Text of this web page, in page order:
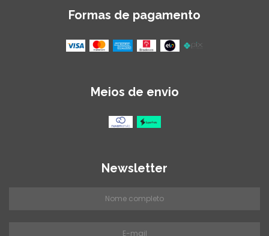
Formas de pagamento
Meios de envio
Newsletter